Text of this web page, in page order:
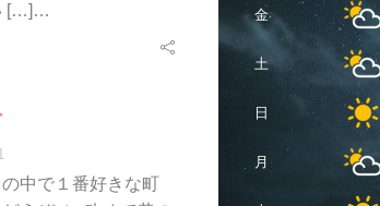
[…]…
中で１番好きな町
金
土
日
月